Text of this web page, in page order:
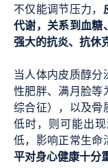
不仅能调节压力，
代谢，关系到血
强大的抗炎、抗休
当人体内皮质醇
性肥胖、满月脸等
综合征），以及
低时，则可能出
低，影响正常生命
平对身心健康十分